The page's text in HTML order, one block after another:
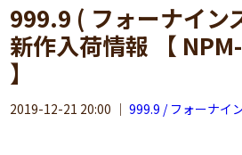
999.9 ( フォーナイン
新作入荷情報 【
】
2019-12-21 20:00 ｜999.9 / フォーナイ